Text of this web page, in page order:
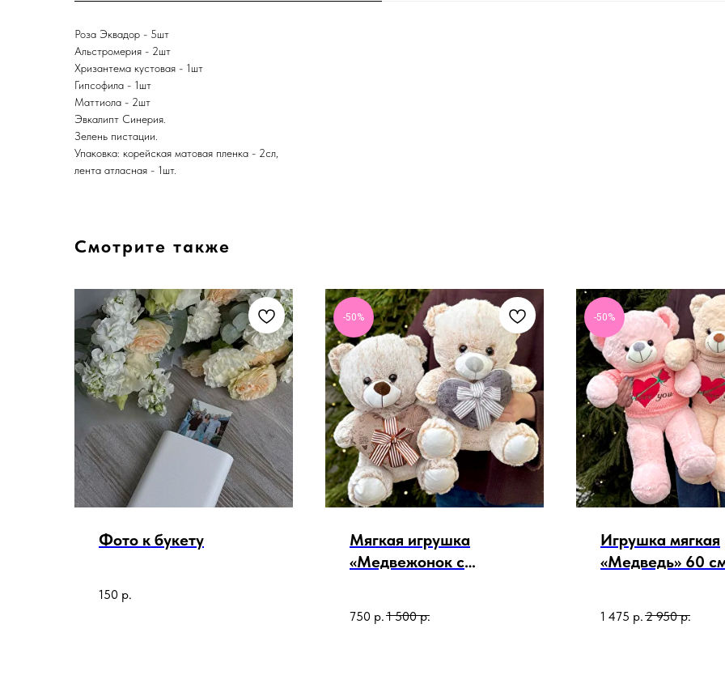
Роза Эквадор - 5шт
Альстромерия - 2шт
Хризантема кустовая - 1шт
Гипсофила - 1шт
Маттиола - 2шт
Эвкалипт Синерия.
Зелень пистации.
Упаковка: корейская матовая пленка - 2сл,
лента атласная - 1шт.
Смотрите также
Фото к букету
150 р.
-50%
Мягкая игрушка
«Медвежонок с
750 р. 1 500 р.
-50%
Игрушка мягкая
«Медведь» 60
1 475 р. 2 950 р.